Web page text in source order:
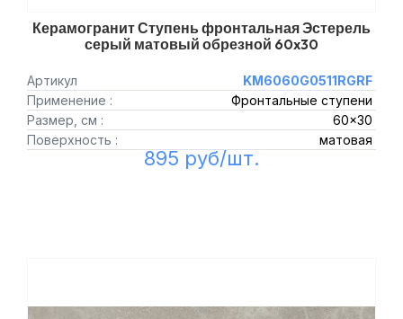
Керамогранит Ступень фронтальная Эстерель
серый матовый обрезной 60x30
Артикул
KM6060G0511RGRF
Применение :
Фронтальные ступени
Размер, см :
60x30
Поверхность :
матовая
895 руб/шт.